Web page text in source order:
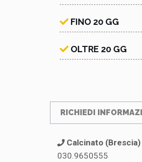
FINO 20 GG
OLTRE 20 GG
RICHIEDI
Calcinato (Brescia)
030.9650555